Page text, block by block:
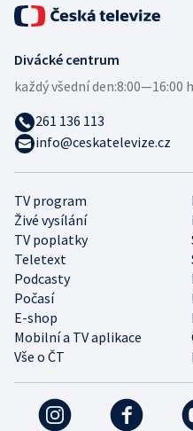
TV program
Živé vysílání
TV poplatky
Teletext
Podcasty
Počasí
E-shop
Mobilní a TV aplikace
Vše o ČT
Divácké centrum
každý všední den:8:00—16:00
261 136 113
info@ceskatelevize.cz